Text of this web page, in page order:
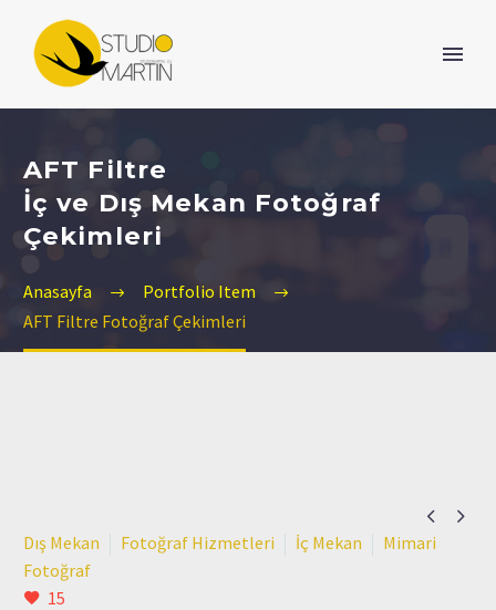
AFT Filtre
İç ve Dış Mekan Fotoğraf
Çekimleri
Anasayfa
Portfolio Item
AFT Filtre Fotoğraf Çekimleri
 
Dış Mekan Fotoğraf Hizmetleri İç Mekan
Mimari
Fotoğraf
15